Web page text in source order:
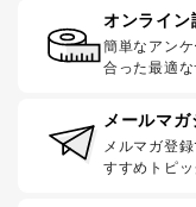
オンライン
簡単なアン
合った最適な
メールマ
メルマガ登
すすめトピッ